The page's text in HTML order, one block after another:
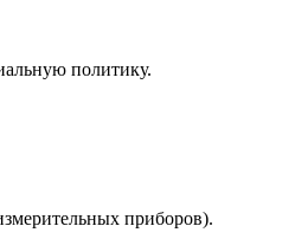
политику.
приборов).